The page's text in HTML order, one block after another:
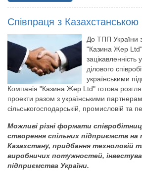
Співпраця з
До ТПП України
"Казина Жер
зацікавленність
ділового
українськими
Компанія "Казина Жер Ltd" готова
проекти разом з українськими
сільськогосподарській, промисловій та
Можливі різні формати
створення спільних підприємств на
Казахстану, придбання технологій
виробничих потужностей,
підприємства України.